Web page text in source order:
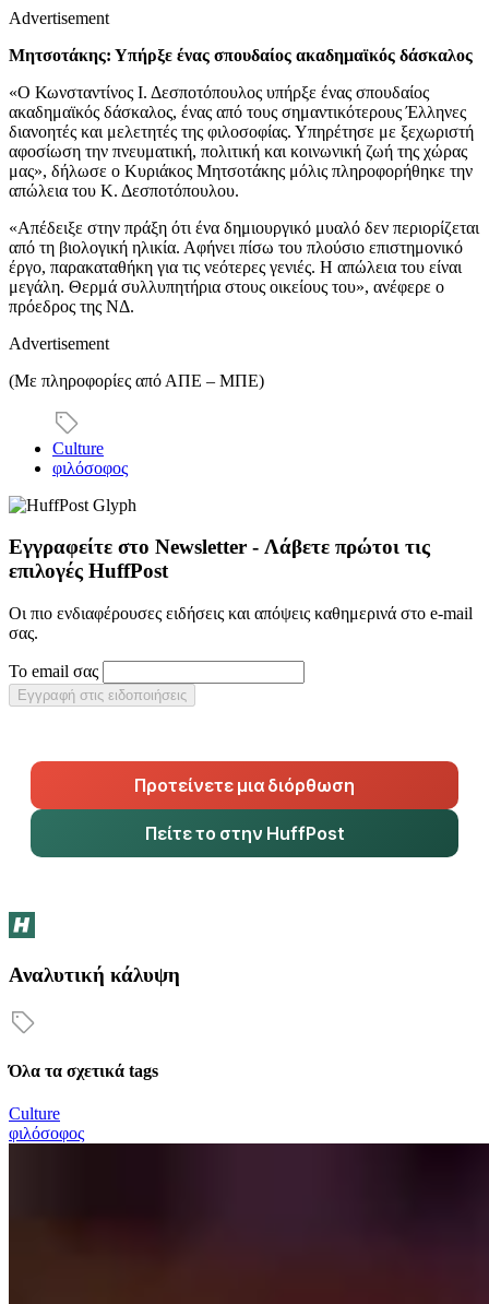
Advertisement
Μητσοτάκης: Υπήρξε ένας σπουδαίος ακαδημαϊκός δάσκαλος
«Ο Κωνσταντίνος Ι. Δεσποτόπουλος υπήρξε ένας σπουδαίος
ακαδημαϊκός δάσκαλος, ένας από τους σημαντικότερους Έλληνες
διανοητές και μελετητές της φιλοσοφίας. Υπηρέτησε με ξεχωριστή
αφοσίωση την πνευματική, πολιτική και κοινωνική ζωή της χώρας
μας», δήλωσε ο Κυριάκος Μητσοτάκης μόλις πληροφορήθηκε την
απώλεια του Κ. Δεσποτόπουλου.
«Απέδειξε στην πράξη ότι ένα δημιουργικό μυαλό δεν περιορίζεται
από τη βιολογική ηλικία. Αφήνει πίσω του πλούσιο επιστημονικό
έργο, παρακαταθήκη για τις νεότερες γενιές. Η απώλεια του είναι
μεγάλη. Θερμά συλλυπητήρια στους οικείους του», ανέφερε ο
πρόεδρος της ΝΔ.
Advertisement
(Με πληροφορίες από ΑΠΕ – ΜΠΕ)
Culture
φιλόσοφος
Εγγραφείτε στο Newsletter - Λάβετε πρώτοι τις
επιλογές HuffPost
Οι πιο ενδιαφέρουσες ειδήσεις και απόψεις καθημερινά στο e-mail
σας.
Το email σας
Εγγραφή στις ειδοποιήσεις
Προτείνετε μια διόρθωση
Πείτε το στην HuffPost
Αναλυτική κάλυψη
Όλα τα σχετικά tags
Culture
φιλόσοφος